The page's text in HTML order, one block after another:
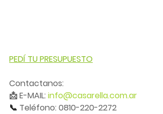
PEDÍ TU PRESUPUESTO
Contactanos:
📩 E-MAIL: info@casarella.com.ar
📞 Teléfono: 0810-220-2272